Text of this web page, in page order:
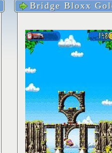
Bridge Bloxx